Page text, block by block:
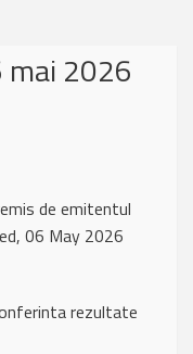
mai 2026
de emitentul
06 May 2026
rezultate